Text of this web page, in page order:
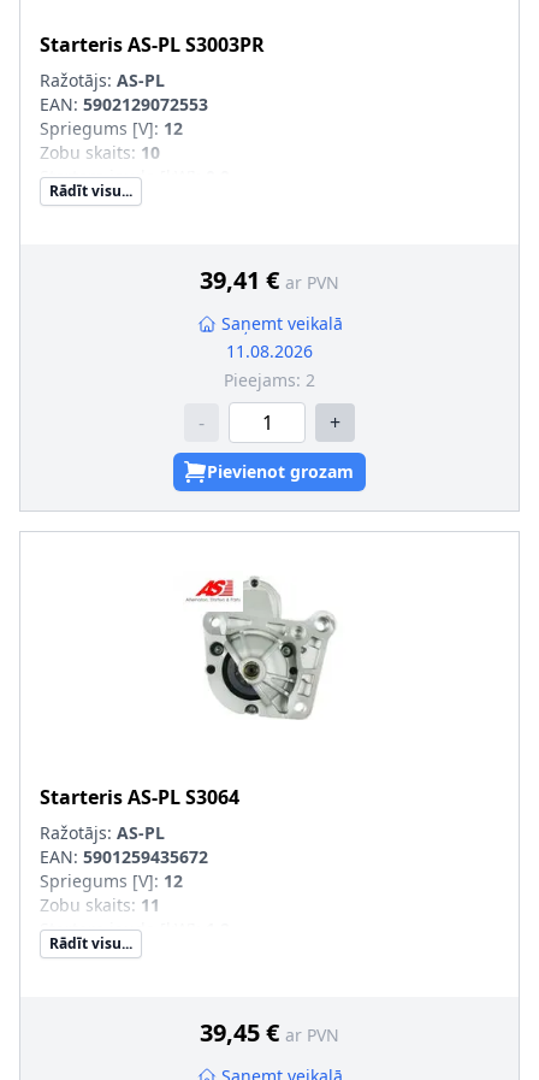
StarterisAS-PLS3003PR
Ražotājs: AS-PL
EAN: 5902129072553
Spriegums [V]: 12
Zobu skaits: 10
Startera jauda [kW]
Griešanās virziens
Vītņotu urbumu skaits: 0
Stiprināšanas urbumu skaits: 2
Rādīt visu...
39,41 € ar PVN
Saņemt veikalā
11.08.2026
Pieejams: 2
- +
Pievienot grozam
StarterisAS-PLS3064
Ražotājs: AS-PL
EAN: 5901259435672
Spriegums [V]: 12
Zobu skaits: 11
Startera jauda [kW]
Griešanās virziens
Stiprināšanas urbumu skaits:
Rādīt visu...
39,45 € ar PVN